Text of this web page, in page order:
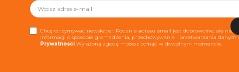
Chcę otrzymywać newsletter. Podanie adresu email jest dobrowolne, ale
informacji o sposobie gromadzenia, przechowywania i przetwarzania
Prywatności Wyrażoną zgodę możesz cofnąć w dowolnym momencie.